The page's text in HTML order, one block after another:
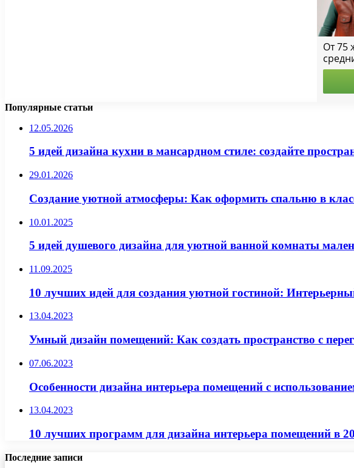
Популярные статьи
12.05.2026
5 идей дизайна кухни в мансардном стиле: создайте
29.01.2026
Создание уютной атмосферы: Как оформить спальню в
10.01.2025
5 идей душевого дизайна для уютной ванной комнаты
11.09.2025
10 лучших идей для создания уютной гостиной:
13.04.2023
Умный дизайн помещений: Как создать пространство с
07.06.2023
Особенности дизайна интерьера помещений с
13.04.2023
10 лучших программ для дизайна интерьера помещений в
Последние записи